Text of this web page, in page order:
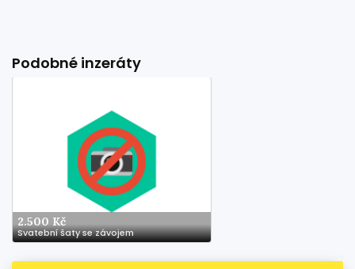
Podobné inzeráty
2.500 Kč
Svatební šaty se závojem